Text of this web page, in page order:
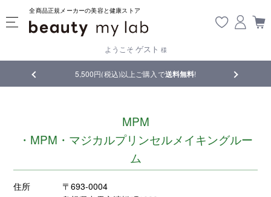
全商品正規メーカーの美容と健康ストア
ようこそ ゲスト 様
5,500円(税込)以上ご購入で送料無料! 【重要】熊本地
MPM
・MPM・マジカルプリンセルメイキングルー
ム
住所
〒693-0004